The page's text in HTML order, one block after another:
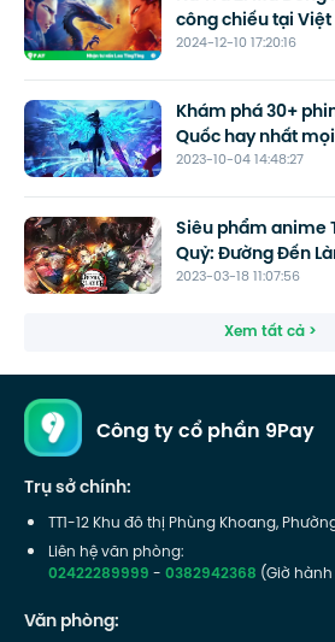
2024-12-10 17:20:16
công chiếu tại
2023-10-04 14:48:27
Khám phá 30+
Quốc hay nhất
2023-03-18 11:07:56
Siêu phẩm anime
Quỷ: Đường Đến
Xem tất cả >
Công ty cổ phần 9Pay
Trụ sở chính:
TT1-12 Khu đô thị Phùng Khoang,
Liên hệ văn phòng:
02422289999-0382942368 (Giờ
Văn phòng: